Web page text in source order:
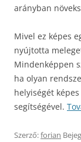
arányban
Mivel ez képes
nyújtotta
Mindenképpen
ha olyan
helyiségét
segítségével.
Szerző:forian